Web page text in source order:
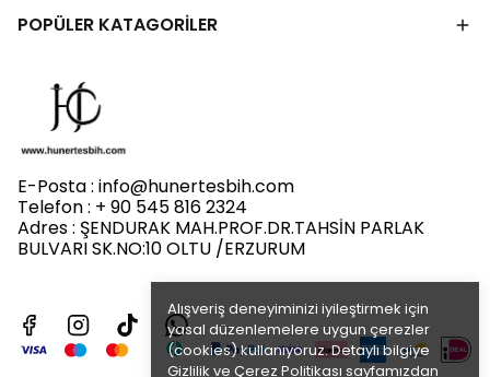
Alışveriş deneyiminizi iyileştirmek için
yasal düzenlemelere uygun çerezler
(cookies) kullanıyoruz. Detaylı bilgiye
Gizlilik ve Çerez Politikası sayfamızdan
POPÜLER KATAGORİLER
E-Posta : info@hunertesbih.com
Telefon : + 90 545 816 2324
Adres : ŞENDURAK MAH.PROF.DR.TAHSİN PARLAK
BULVARI SK.NO:10 OLTU /ERZURUM